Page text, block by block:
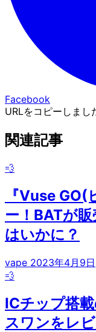
Facebook
URLをコピーしまし
関連記事
💨
『Vuse
ー！BATが
はいかに？
vape 2023年4月9日
💨
ICチップ搭
スワンをレビ